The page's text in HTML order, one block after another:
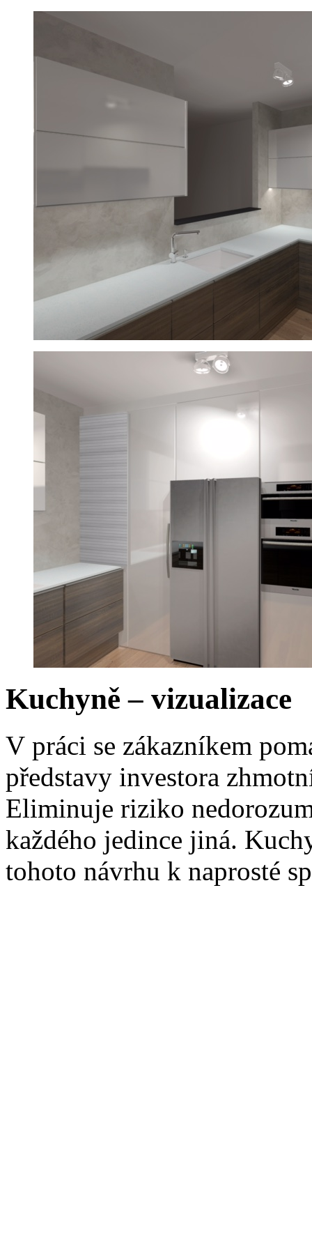
Kuchyně – vizualizace
V práci se zákazníkem
představy investora
Eliminuje riziko
každého jedince jiná.
tohoto návrhu k naprosté